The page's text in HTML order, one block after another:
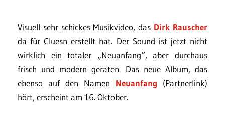
Visuell sehr schickes Musikvideo, das Dirk Rauscher
da für Cluesn erstellt hat. Der Sound ist jetzt nicht
wirklich ein totaler „Neuanfang“, aber durchaus
frisch und modern geraten. Das neue Album, das
ebenso auf den Namen Neuanfang (Partnerlink)
hört, erscheint am 16. Oktober.